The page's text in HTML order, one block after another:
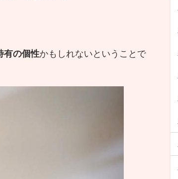
有の個性かもしれないということで